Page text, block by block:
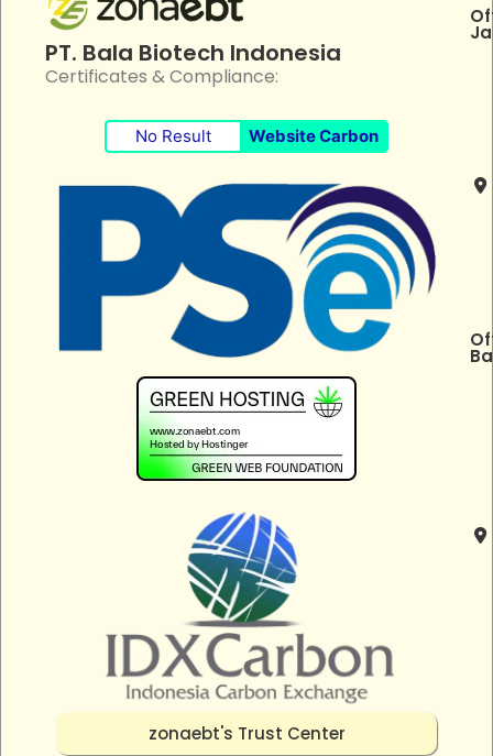
PT. Bala Biotech Indonesia
Certificates & Compliance:
No Result Website Carbon
zonaebt's Trust Center